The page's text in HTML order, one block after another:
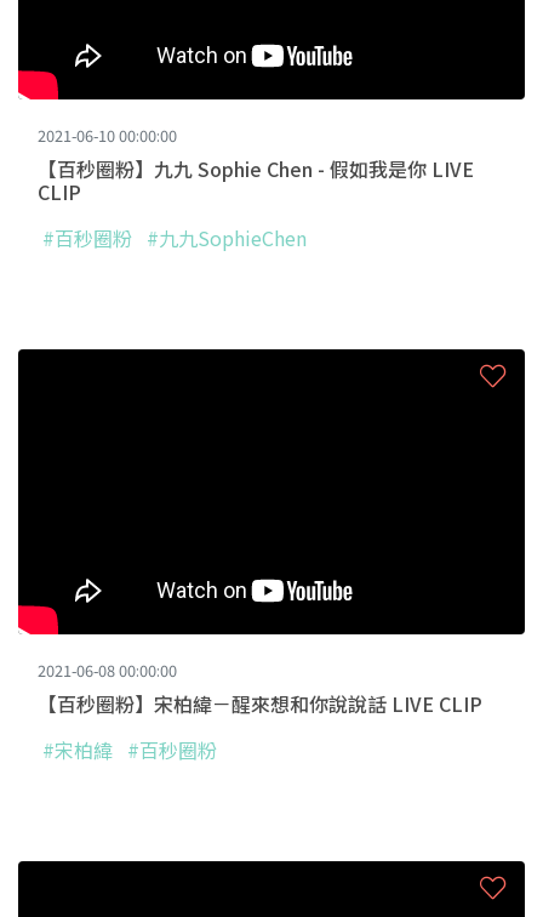
2021-06-10 00:00:00
【百秒圈粉】九九 Sophie Chen - 假如我是你 LIVE
CLIP
#百秒圈粉 #九九SophieChen
2021-06-08 00:00:00
【百秒圈粉】宋柏緯－醒來想和你說說話 LIVE CLIP
#宋柏緯 #百秒圈粉